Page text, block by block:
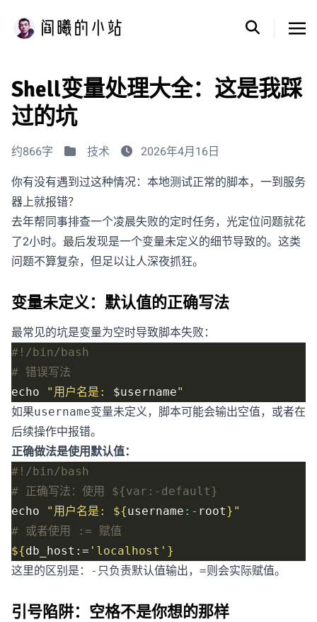
Shell变量处理大全：这是我踩
过的坑
约866字 技术
2026年4月16日
你有没有遇到过这种情况：本地测试正常的脚本，一到服务
器上就报错？
去年帮同事排查一个凌晨失败的定时任务，光定位问题就花
了2小时。最后发现是一个变量未定义的细节导致的。这类
问题不算复杂，但足以让人深夜抓狂。
变量未定义：默认值的正确写法
最常见的坑是变量为空时导致脚本失败：
# 错误写法
echo
"用户名是: $username"
如果username变量未定义，脚本可能会输出空值，或者在
后续操作中报错。
正确做法是使用默认值：
# 正确写法：使用 ${var:-default}
echo
"用户名是: ${username :- root} "
# 或者使用 := 赋值
${db_host:= 'localhost' }
这里的区别是： - 只负责默认值输出， =则会实际赋值。
引号陷阱：空格不是你想的那样